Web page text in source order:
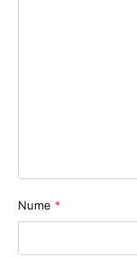
Nume *